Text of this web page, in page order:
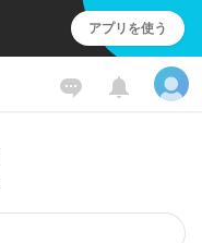
アプリを使う